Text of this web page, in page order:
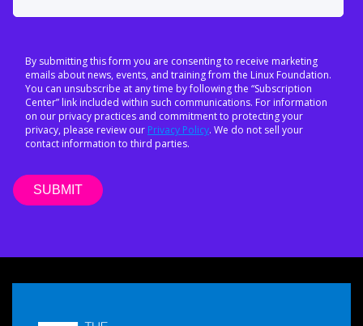
By submitting this form you are consenting to receive marketing
emails about news, events, and training from the Linux Foundation.
You can unsubscribe at any time by following the “Subscription
Center” link included within such communications. For information
on our privacy practices and commitment to protecting your
privacy, please review our Privacy Policy. We do not sell your
contact information to third parties.